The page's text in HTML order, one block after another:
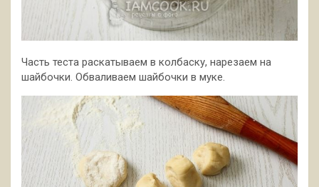
Часть теста раскатываем в колбаску, нарезаем на
шайбочки. Обваливаем шайбочки в муке.